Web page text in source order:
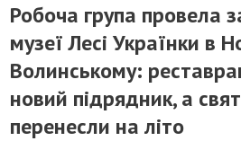
Робоча група провела
музеї Лесі Українки в
Волинському:
новий підрядник, а
перенесли на літо